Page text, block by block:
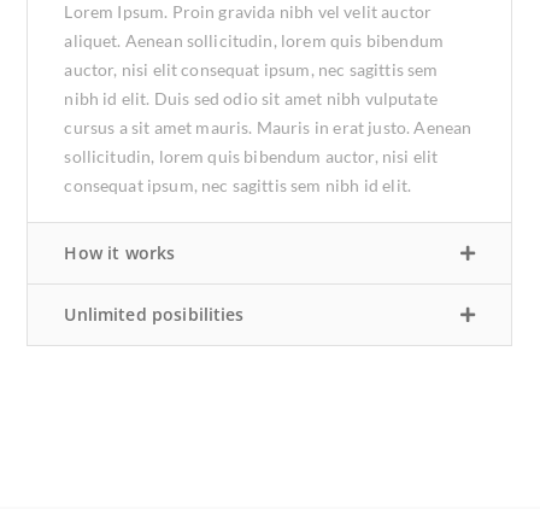
Lorem Ipsum. Proin gravida nibh vel velit auctor
aliquet. Aenean sollicitudin, lorem quis bibendum
auctor, nisi elit consequat ipsum, nec sagittis sem
nibh id elit. Duis sed odio sit amet nibh vulputate
cursus a sit amet mauris. Mauris in erat justo. Aenean
sollicitudin, lorem quis bibendum auctor, nisi elit
consequat ipsum, nec sagittis sem nibh id elit.
How it works
Unlimited posibilities